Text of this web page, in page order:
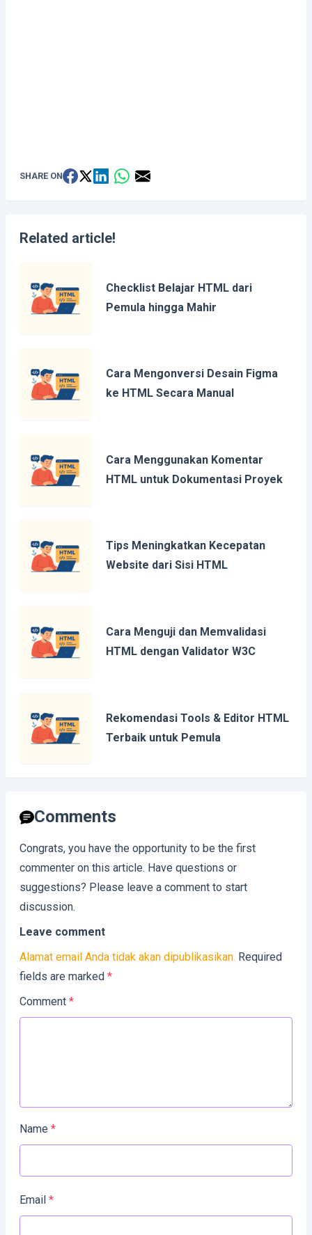
SHARE ON
Related article!
Checklist Belajar HTML dari
Pemula hingga Mahir
Cara Mengonversi Desain Figma
ke HTML Secara Manual
Cara Menggunakan Komentar
HTML untuk Dokumentasi Proyek
Tips Meningkatkan Kecepatan
Website dari Sisi HTML
Cara Menguji dan Memvalidasi
HTML dengan Validator W3C
Rekomendasi Tools & Editor HTML
Terbaik untuk Pemula
Comments
Congrats, you have the opportunity to be the first
commenter on this article. Have questions or
suggestions? Please leave a comment to start
discussion.
Leave comment
Alamat email Anda tidak akan dipublikasikan. Required
fields are marked *
Comment *
Name *
Email *